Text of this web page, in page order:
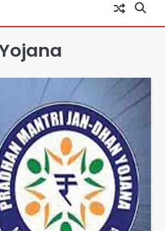
Airport Plane Crash:
विमान क्रैश, जांच शुरू
विमान हादसे का शिकार, कोई